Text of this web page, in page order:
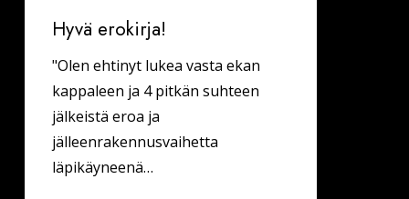
Hyvä erokirja!
"Olen ehtinyt lukea vasta ekan
kappaleen ja 4 pitkän suhteen
jälkeistä eroa ja
jälleenrakennusvaihetta
läpikäyneenä…